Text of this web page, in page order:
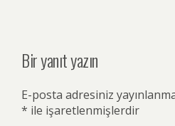
Bir yanıt yazın
E-posta adresiniz
* ile işaretlenmişlerdir